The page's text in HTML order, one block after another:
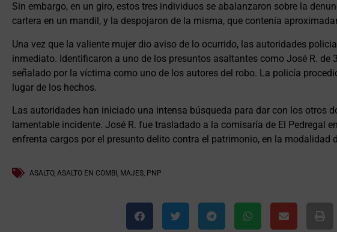
Sin embargo, en un giro, estos tres individuos se abalanzaron sobre la
cartera en un mandil, y la despojaron de la misma, que contenía
Una vez que la valiente mujer dio aviso de lo ocurrido, las autoridades
inmediato. Identificaron a uno de los presuntos asaltantes como José R. de
señalado por la víctima como uno de los autores del robo. La policía
lugar de los hechos.
Las autoridades han iniciado una intensa búsqueda para dar con los otros
lamentable incidente. José R. fue trasladado a la comisaría de El Pedregal
enfrenta cargos por el presunto delito contra el patrimonio, en la modalidad
ASALTO, ASALTO EN COMBI MAJES PNP